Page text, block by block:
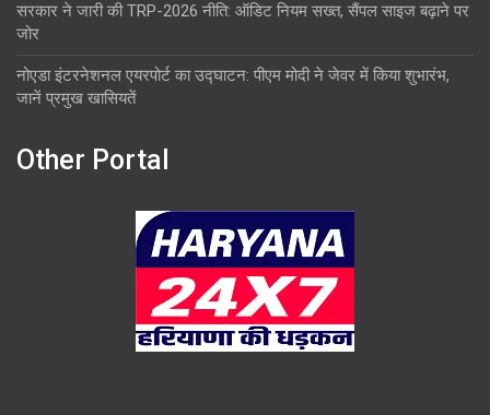
सरकार ने जारी की TRP-2026 नीति: ऑडिट नियम सख्त, सैंपल साइज बढ़ाने पर
जोर
नोएडा इंटरनेशनल एयरपोर्ट का उद्घाटन: पीएम मोदी ने जेवर में किया शुभारंभ,
जानें प्रमुख खासियतें
Other Portal